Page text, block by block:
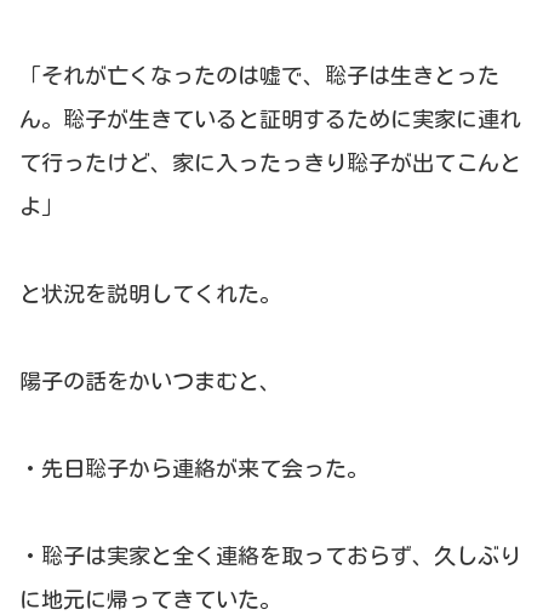
「それが亡くなったのは嘘で、聡子は生きとった
ん。聡子が生きていると証明するために実家に連れ
て行ったけど、家に入ったっきり聡子が出てこんと
よ」
と状況を説明してくれた。
陽子の話をかいつまむと、
・先日聡子から連絡が来て会った。
・聡子は実家と全く連絡を取っておらず、久しぶり
に地元に帰ってきていた。